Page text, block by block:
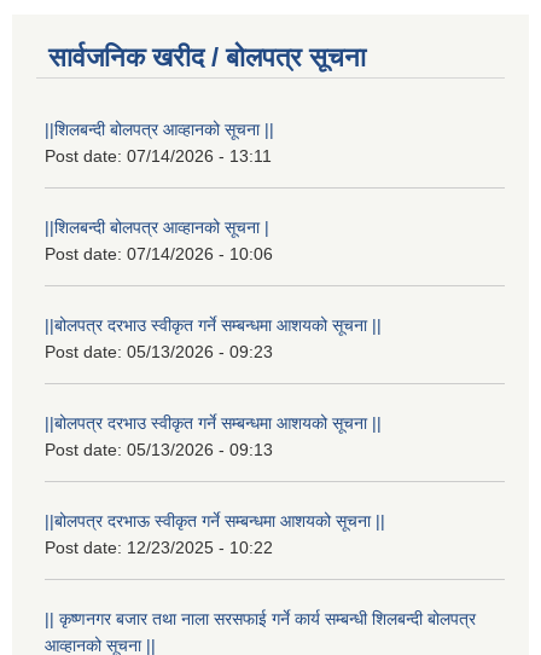
सार्वजनिक खरीद / बोलपत्र सूचना
||शिलबन्दी बोलपत्र आव्हानको सूचना ||
Post date: 07/14/2026 - 13:11
||शिलबन्दी बोलपत्र आव्हानको सूचना |
Post date: 07/14/2026 - 10:06
||बोलपत्र दरभाउ स्वीकृत गर्ने सम्बन्धमा आशयको सूचना ||
Post date: 05/13/2026 - 09:23
||बोलपत्र दरभाउ स्वीकृत गर्ने सम्बन्धमा आशयको सूचना ||
Post date: 05/13/2026 - 09:13
||बोलपत्र दरभाऊ स्वीकृत गर्ने सम्बन्धमा आशयको सूचना ||
Post date: 12/23/2025 - 10:22
|| कृष्णनगर बजार तथा नाला सरसफाई गर्ने कार्य सम्बन्धी शिलबन्दी बोलपत्र
आव्हानको सूचना ||